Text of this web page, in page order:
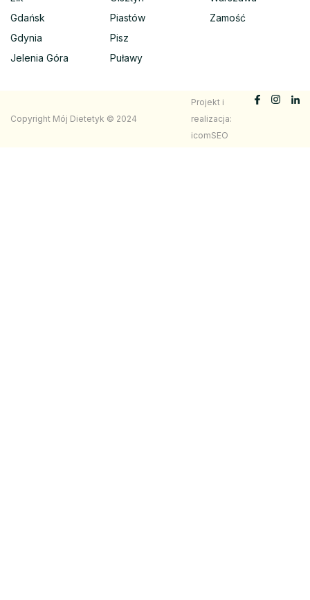
Gdańsk
Gdynia
Jelenia Góra
Piastów
Pisz
Puławy
Zamość
Copyright Mój Dietetyk © 2024
Projekt i
realizacja:
icomSEO